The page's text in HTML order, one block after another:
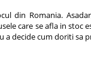
din Romania.
care se afla in stoc
a decide cum doriti sa